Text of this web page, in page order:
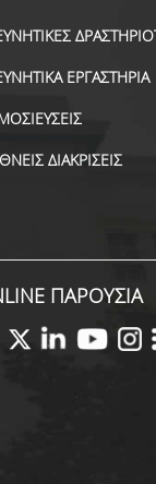
ΕΡΓΑΣΤΗΡΙΑ
ΔΙΑΚΡΙΣΕΙΣ
ΠΑΡΟΥΣΙΑ